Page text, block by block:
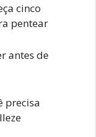
cinco
pentear
antes de
precisa